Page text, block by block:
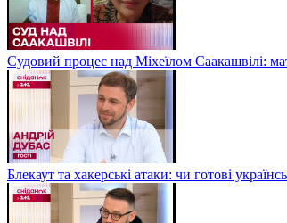
Судовий процес над Міхеїлом Саакашвілі:
Блекаут та хакерські атаки: чи готові